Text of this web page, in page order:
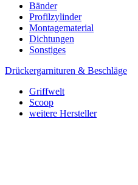
Bänder
Profilzylinder
Montagematerial
Dichtungen
Sonstiges
Drückergarnituren & Beschläge
Griffwelt
Scoop
weitere Hersteller